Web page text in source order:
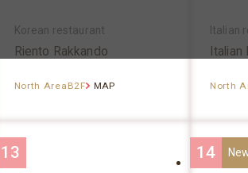
Korean restaurant
Riento Rakkando
North AreaB2F MAP
Italian
Italian
North
13 14